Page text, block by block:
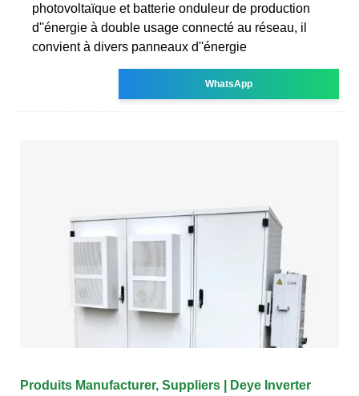
photovoltaïque et batterie onduleur de production
d''énergie à double usage connecté au réseau, il
convient à divers panneaux d''énergie
WhatsApp
Produits Manufacturer, Suppliers | Deye Inverter